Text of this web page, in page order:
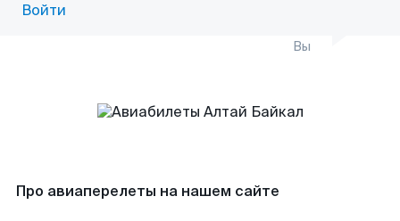
Войти
Вы
Про авиаперелеты на нашем сайте